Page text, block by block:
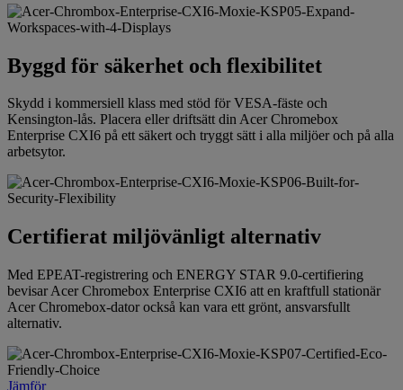
Byggd för säkerhet och flexibilitet
Skydd i kommersiell klass med stöd för VESA-fäste och
Kensington-lås. Placera eller driftsätt din Acer Chromebox
Enterprise CXI6 på ett säkert och tryggt sätt i alla miljöer och på alla
arbetsytor.
Certifierat miljövänligt alternativ
Med EPEAT-registrering och ENERGY STAR 9.0-certifiering
bevisar Acer Chromebox Enterprise CXI6 att en kraftfull stationär
Acer Chromebox-dator också kan vara ett grönt, ansvarsfullt
alternativ.
Jämför